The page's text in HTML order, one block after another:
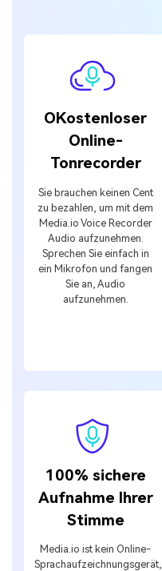
OKostenloser
Online-
Tonrecorder
Sie brauchen keinen Cent
zu bezahlen, um mit dem
Media.io Voice Recorder
Audio aufzunehmen.
Sprechen Sie einfach in
ein Mikrofon und fangen
Sie an, Audio
aufzunehmen.
100% sichere
Aufnahme Ihrer
Stimme
Media.io ist kein Online-
Sprachaufzeichnungsgerät,